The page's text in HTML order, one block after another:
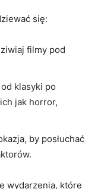
się:
filmy pod
klasyki po
jak horror,
by posłuchać
wydarzenia, które